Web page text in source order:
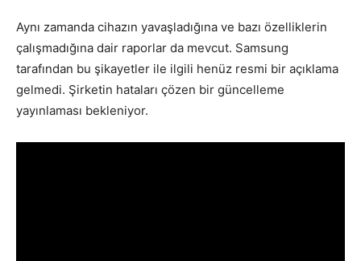
Aynı zamanda cihazın yavaşladığına ve bazı özelliklerin
çalışmadığına dair raporlar da mevcut. Samsung
tarafından bu şikayetler ile ilgili henüz resmi bir açıklama
gelmedi. Şirketin hataları çözen bir güncelleme
yayınlaması bekleniyor.